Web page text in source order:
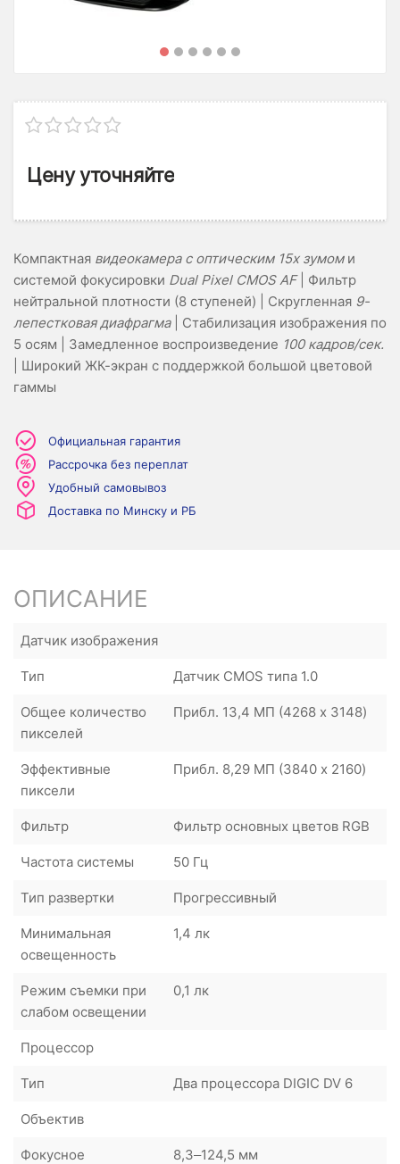
Цену уточняйте
Компактная видеокамера с оптическим 15х зумоми
системой фокусировки Dual Pixel CMOS AF| Фильтр
нейтральной плотности (8 ступеней) | Скругленная 9-
лепестковая диафрагма| Стабилизация изображения по
5 осям | Замедленное воспроизведение 100 кадров/сек.
| Широкий ЖК-экран с поддержкой большой цветовой
гаммы
Официальная гарантия
Рассрочка без переплат
Удобный самовывоз
Доставка по Минску и РБ
ОПИСАНИЕ
Датчик изображения
Тип Датчик CMOS типа 1.0
Общее количество
пикселей
Прибл. 13,4 МП (4268 x 3148)
Эффективные
пиксели
Прибл. 8,29 МП (3840 x 2160)
Фильтр Фильтр основных цветов RGB
Частота системы 50 Гц
Тип развертки Прогрессивный
Минимальная
освещенность
1,4 лк
Режим съемки при
слабом освещении
0,1 лк
Процессор
Тип Два процессора DIGIC DV 6
Объектив
Фокусное
8,3–124,5 мм